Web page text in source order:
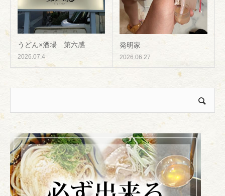
うどん×酒場 第六感
2026.07.4
発明家
2026.06.27